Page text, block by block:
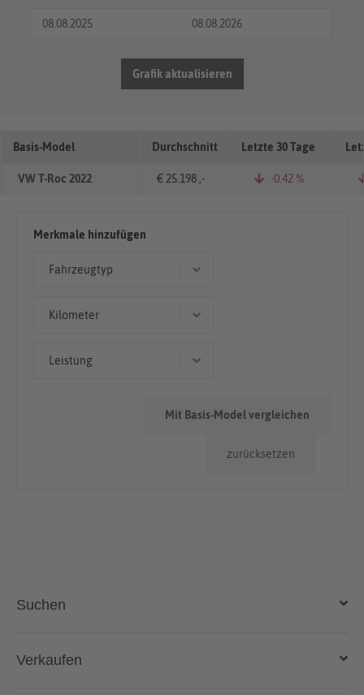
Grafik aktualisieren
Basis-Model Durchschnitt Letzte 30 Tage
VW T-Roc 2022 € 25.198 ,- -0.42 %
Merkmale hinzufügen
Fahrzeugtyp
Geländewagen/SUV
Kilometer
Leistung
zurücksetzen
Mit Basis-Model vergleichen
Suchen
Auto kaufen
Verkaufen